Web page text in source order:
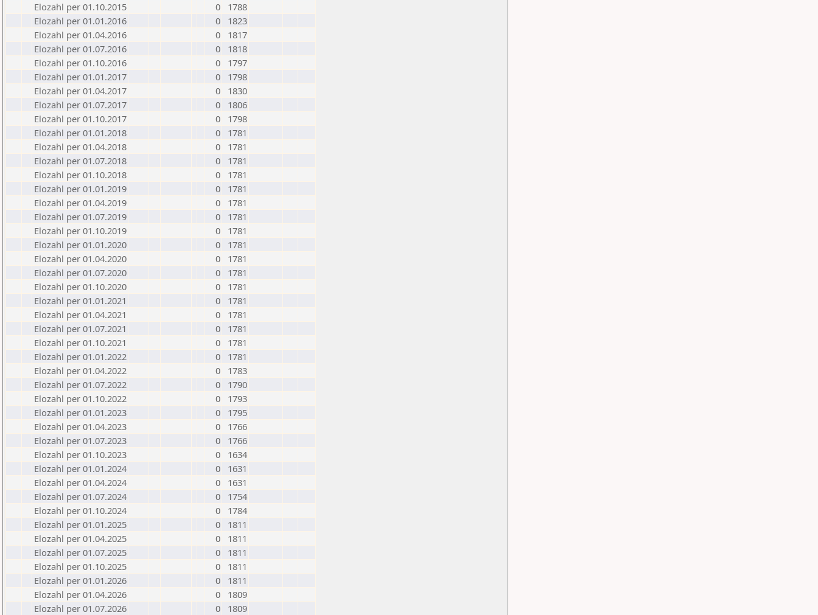
Elozahl per 01.10.2015
0
1788
Elozahl per 01.01.2016
0
1823
Elozahl per 01.04.2016
0
1817
Elozahl per 01.07.2016
0
1818
Elozahl per 01.10.2016
0
1797
Elozahl per 01.01.2017
0
1798
Elozahl per 01.04.2017
0
1830
Elozahl per 01.07.2017
0
1806
Elozahl per 01.10.2017
0
1798
Elozahl per 01.01.2018
0
1781
Elozahl per 01.04.2018
0
1781
Elozahl per 01.07.2018
0
1781
Elozahl per 01.10.2018
0
1781
Elozahl per 01.01.2019
0
1781
Elozahl per 01.04.2019
0
1781
Elozahl per 01.07.2019
0
1781
Elozahl per 01.10.2019
0
1781
Elozahl per 01.01.2020
0
1781
Elozahl per 01.04.2020
0
1781
Elozahl per 01.07.2020
0
1781
Elozahl per 01.10.2020
0
1781
Elozahl per 01.01.2021
0
1781
Elozahl per 01.04.2021
0
1781
Elozahl per 01.07.2021
0
1781
Elozahl per 01.10.2021
0
1781
Elozahl per 01.01.2022
0
1781
Elozahl per 01.04.2022
0
1783
Elozahl per 01.07.2022
0
1790
Elozahl per 01.10.2022
0
1793
Elozahl per 01.01.2023
0
1795
Elozahl per 01.04.2023
0
1766
Elozahl per 01.07.2023
0
1766
Elozahl per 01.10.2023
0
1634
Elozahl per 01.01.2024
0
1631
Elozahl per 01.04.2024
0
1631
Elozahl per 01.07.2024
0
1754
Elozahl per 01.10.2024
0
1784
Elozahl per 01.01.2025
0
1811
Elozahl per 01.04.2025
0
1811
Elozahl per 01.07.2025
0
1811
Elozahl per 01.10.2025
0
1811
Elozahl per 01.01.2026
0
1811
Elozahl per 01.04.2026
0
1809
Elozahl per 01.07.2026
0 1809